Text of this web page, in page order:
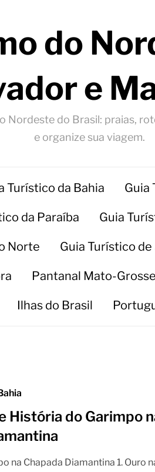
do
e
Nordeste do Brasil: praias,
e organize sua viagem.
Turístico da Bahia Guia
da Paraíba Guia
Norte Guia Turístico
Pantanal Mato-
Ilhas do Brasil
História do Garimpo
na Chapada Diamantina 1. Ouro